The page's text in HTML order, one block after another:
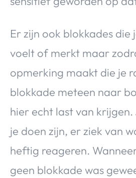
Er zijn ook blokkades
voelt of merkt maar
opmerking maakt die je
blokkade meteen naar
hier echt last van
je doen zijn, er ziek van
heftig reageren.
geen blokkade was